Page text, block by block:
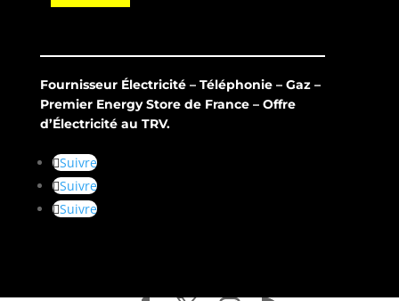
Fournisseur Électricité – Téléphonie – Gaz –
Premier Energy Store de France – Offre
d’Électricité au TRV.
Suivre
Suivre
Suivre